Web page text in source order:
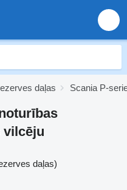
daļas Scania P-
vilcēju
daļas)